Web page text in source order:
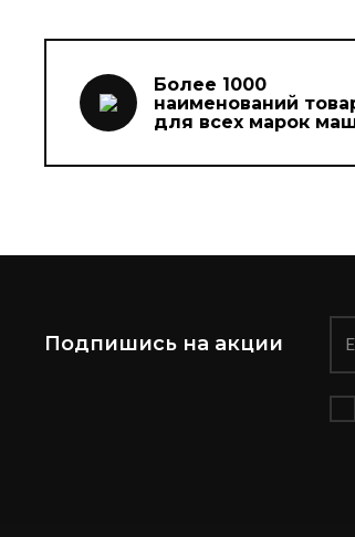
Более 1000
наименований
для всех марок
Подпишись на акции